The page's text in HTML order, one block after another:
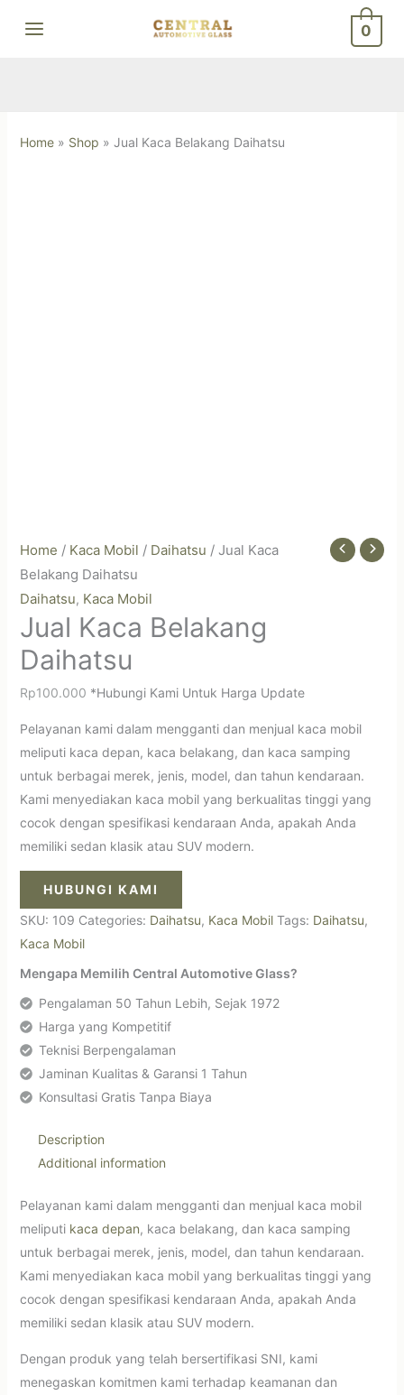
0
Home» Shop » Jual Kaca Belakang Daihatsu
Home / Kaca Mobil / Daihatsu / Jual Kaca
Belakang Daihatsu
Daihatsu, Kaca Mobil
Jual Kaca Belakang
Daihatsu
Rp100.000 *Hubungi Kami Untuk Harga Update
Pelayanan kami dalam mengganti dan menjual kaca mobil
meliputi kaca depan, kaca belakang, dan kaca samping
untuk berbagai merek, jenis, model, dan tahun kendaraan.
Kami menyediakan kaca mobil yang berkualitas tinggi yang
cocok dengan spesifikasi kendaraan Anda, apakah Anda
memiliki sedan klasik atau SUV modern.
HUBUNGI KAMI
SKU: 109 Categories: Daihatsu, Kaca Mobil Tags: Daihatsu,
Kaca Mobil
Mengapa Memilih Central Automotive Glass?
Pengalaman 50 Tahun Lebih, Sejak 1972
Harga yang Kompetitif
Teknisi Berpengalaman
Jaminan Kualitas & Garansi 1 Tahun
Konsultasi Gratis Tanpa Biaya
Description
Additional information
Pelayanan kami dalam mengganti dan menjual kaca mobil
meliputi kaca depan, kaca belakang, dan kaca samping
untuk berbagai merek, jenis, model, dan tahun kendaraan.
Kami menyediakan kaca mobil yang berkualitas tinggi yang
cocok dengan spesifikasi kendaraan Anda, apakah Anda
memiliki sedan klasik atau SUV modern.
Dengan produk yang telah bersertifikasi SNI, kami
menegaskan komitmen kami terhadap keamanan dan